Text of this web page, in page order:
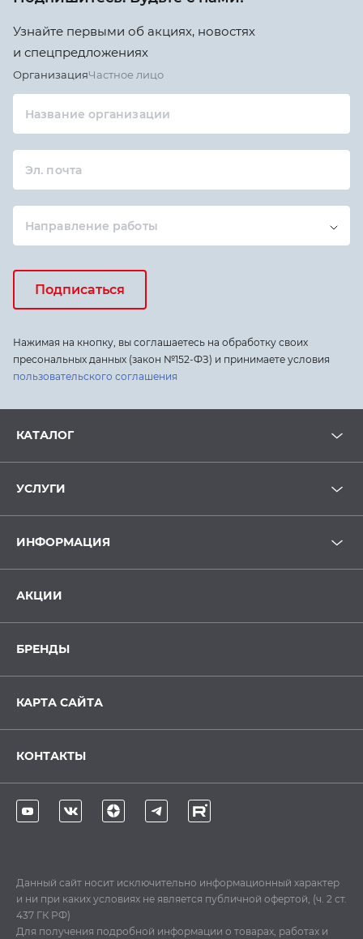
Узнайте первыми об акциях, новостях
и спецпредложениях
ОрганизацияЧастное лицо
Название организации
Эл. почта
Направление работы
Подписаться
Нажимая на кнопку, вы соглашаетесь на обработку своих
пресональных данных (закон №152-ФЗ) и принимаете условия
пользовательского соглашения
КАТАЛОГ
УСЛУГИ
ИНФОРМАЦИЯ
АКЦИИ
БРЕНДЫ
КАРТА САЙТА
КОНТАКТЫ
Данный сайт носит исключительно информационный характер
и ни при каких условиях не является публичной офертой, (ч. 2 ст.
437 ГК РФ)
Для получения подробной информации о товарах, работах и